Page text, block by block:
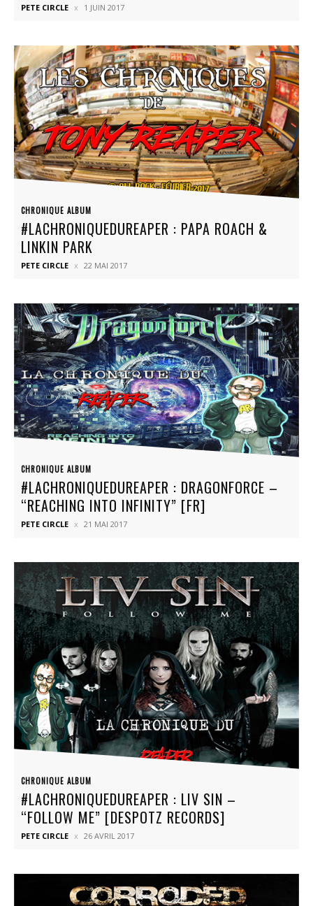
PETE CIRCLE 1 JUIN 2017
CHRONIQUE ALBUM
#LACHRONIQUEDUREAPER : PAPA ROACH &
LINKIN PARK
PETE CIRCLE 22 MAI 2017
CHRONIQUE ALBUM
#LACHRONIQUEDUREAPER : DRAGONFORCE –
“REACHING INTO INFINITY” [FR]
PETE CIRCLE 21 MAI 2017
CHRONIQUE ALBUM
#LACHRONIQUEDUREAPER : LIV SIN –
“FOLLOW ME” [DESPOTZ RECORDS]
PETE CIRCLE 26 AVRIL 2017